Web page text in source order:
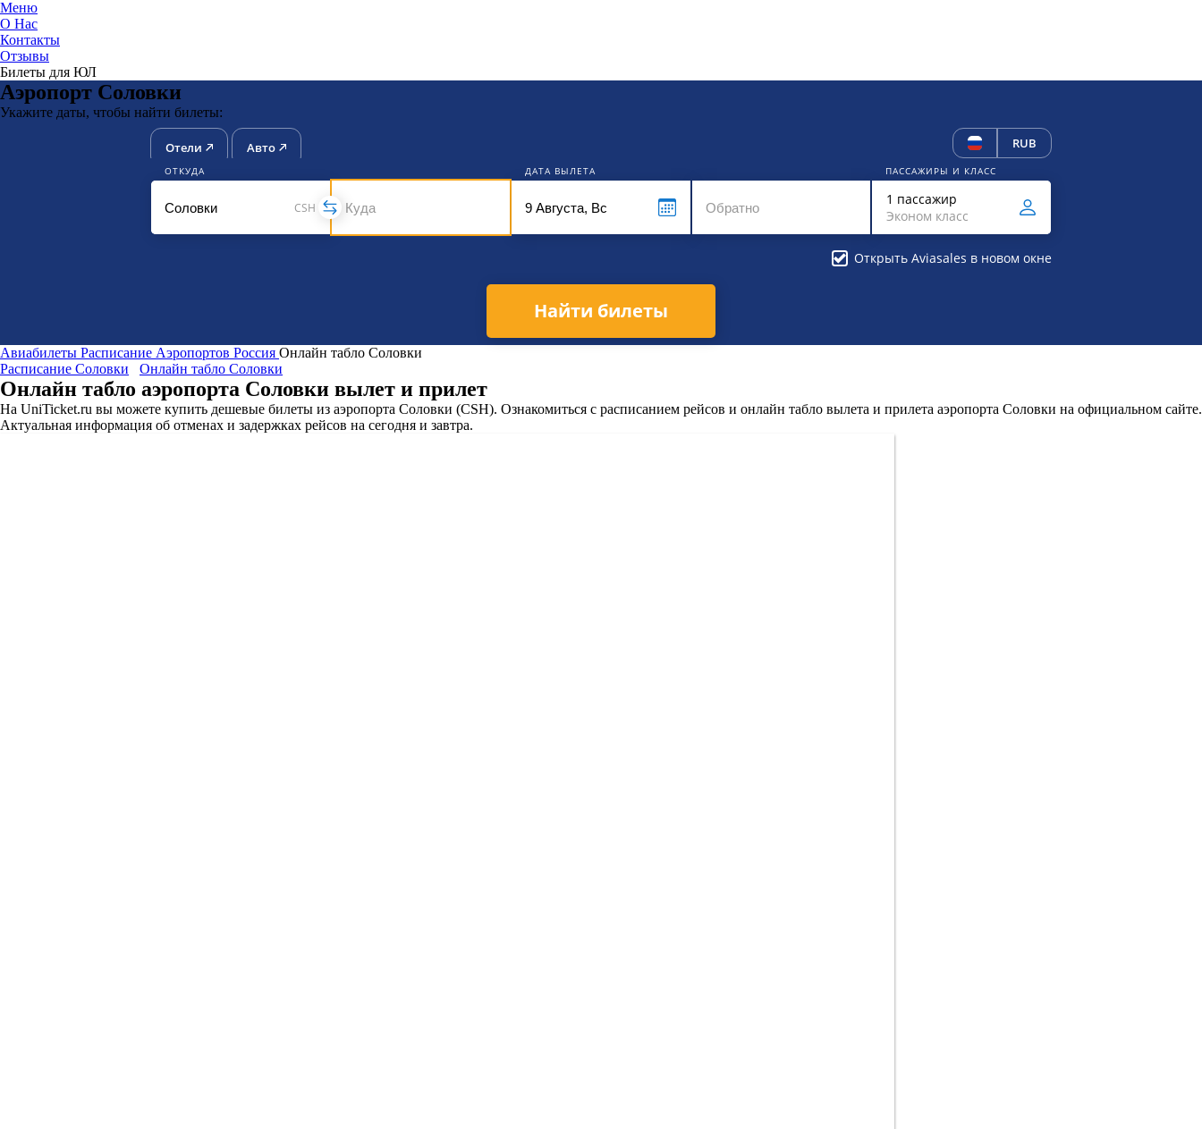
ЮниТикет
Меню
О Нас
Контакты
Отзывы
Билеты для ЮЛ
Аэропорт Соловки
Укажите даты, чтобы найти билеты:
Отели Авто RUB
ОТКУДА
CSH
ДАТА ВЫЛЕТА ПАССАЖИРЫ И КЛАСС
1 пассажир
Эконом класс
Открыть Aviasales в новом окне
Найти билеты
Авиабилеты Расписание Аэропортов Россия Онлайн табло Соловки
Расписание Соловки
Онлайн табло Соловки
Онлайн табло аэропорта Соловки вылет и прилет
На UniTicket.ru вы можете купить дешевые билеты из аэропорта Соловки (CSH). Ознакомиться с расписанием рейсов и онлайн табло вылета и прилета аэропорта Соловки на официальном сайте.
Актуальная информация об отменах и задержках рейсов на сегодня и завтра.